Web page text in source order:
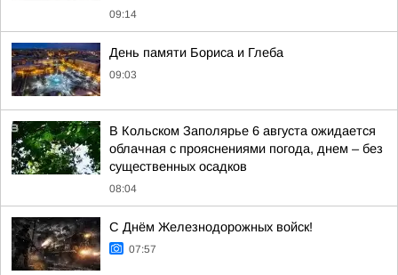
09:14
День памяти Бориса и Глеба
09:03
В Кольском Заполярье 6 августа ожидается
облачная с прояснениями погода, днем – без
существенных осадков
08:04
С Днём Железнодорожных войск!
07:57